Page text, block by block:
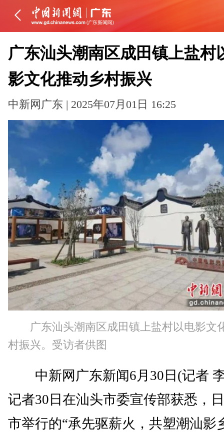
广东汕头潮南区成田镇上盐村
影文化推动乡村振兴
中新网广东 | 2025年07月01日 16:25
广东汕头潮南区成田镇上盐村以电影文
村振兴。受访者供图
中新网广东新闻6月30日(记者
记者30日在汕头市委宣传部获悉，
市举行的“承先驱薪火，共塑潮汕